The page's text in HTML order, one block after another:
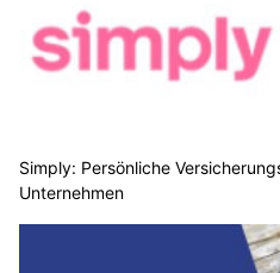
Simply: Persönliche
Unternehmen